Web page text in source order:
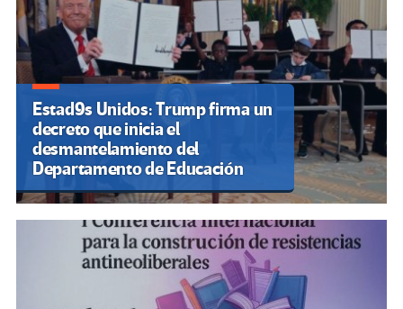
Estad9s Unidos: Trump firma un
decreto que inicia el
desmantelamiento del
Departamento de Educación